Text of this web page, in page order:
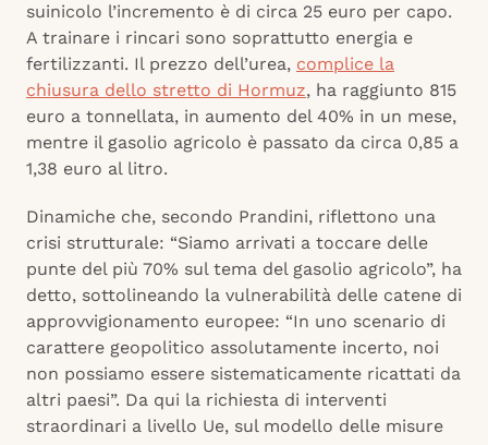
suinicolo l’incremento è di circa 25 euro per capo.
A trainare i rincari sono soprattutto energia e
fertilizzanti. Il prezzo dell’urea, complice la
chiusura dello stretto di Hormuz, ha raggiunto 815
euro a tonnellata, in aumento del 40% in un mese,
mentre il gasolio agricolo è passato da circa 0,85 a
1,38 euro al litro.
Dinamiche che, secondo Prandini, riflettono una
crisi strutturale: “Siamo arrivati a toccare delle
punte del più 70% sul tema del gasolio agricolo”, ha
detto, sottolineando la vulnerabilità delle catene di
approvvigionamento europee: “In uno scenario di
carattere geopolitico assolutamente incerto, noi
non possiamo essere sistematicamente ricattati da
altri paesi”. Da qui la richiesta di interventi
straordinari a livello Ue, sul modello delle misure